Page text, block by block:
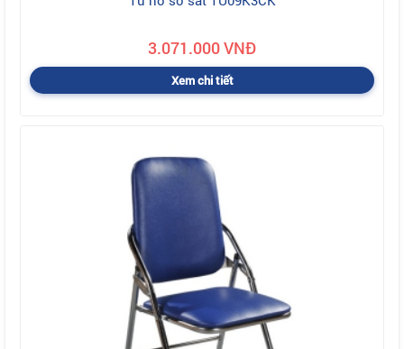
3.071.000 VNĐ
Xem chi tiết